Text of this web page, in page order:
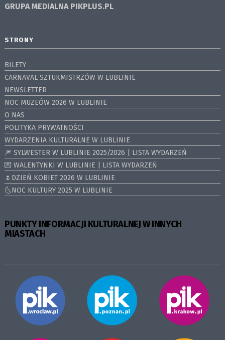
GRUPA MEDIALNA PIKPLUS.PL
STRONY
BILETY
CARNAVAL SZTUKMISTRZÓW W LUBLINIE
NEWSLETTER
NOC MUZEÓW 2026 W LUBLINIE
O NAS
POLITYKA PRYWATNOŚCI
WYDARZENIA KULTURALNE W LUBLINIE
🎆 SYLWESTER W LUBLINIE 2025/2026 | LISTA WYDARZEŃ
💌 WALENTYNKI W LUBLINIE | LISTA WYDARZEŃ
🌷DZIEŃ KOBIET 2026 W LUBLINIE
🌜NOC KULTURY 2025 W LUBLINIE
PUNKTY INFORMACJI KULTURALNEJ W INNYCH
MIASTACH